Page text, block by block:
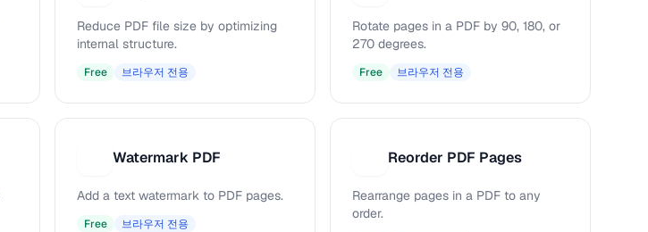
Reduce PDF file size by optimizing
internal structure.
Free 브라우저 전용
Rotate pages in a PDF by 90, 180, or
270 degrees.
Free 브라우저 전용
Watermark PDF
Add a text watermark to PDF pages.
Free 브라우저 전용
Reorder PDF Pages
Rearrange pages in a PDF to any
order.